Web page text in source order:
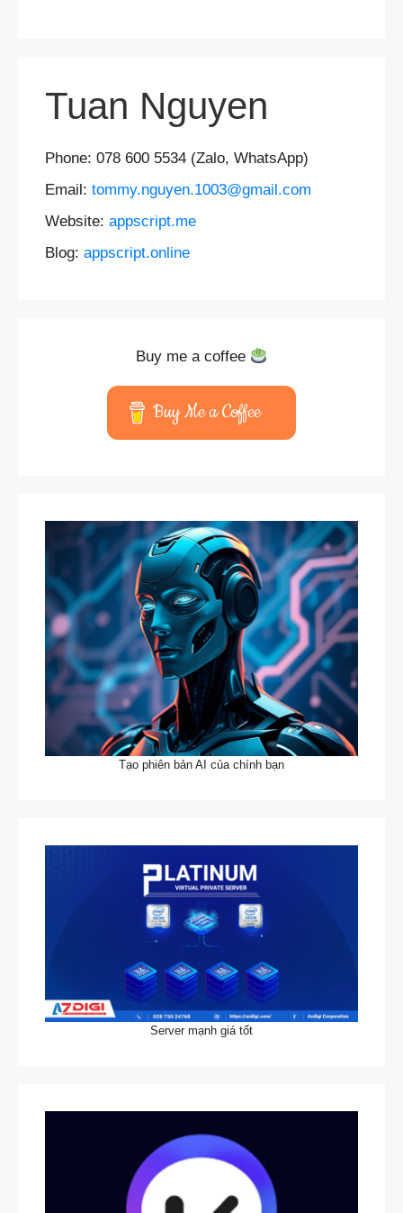
Tuan Nguyen
Phone: 078 600 5534 (Zalo, WhatsApp)
Email: tommy.nguyen.1003@gmail.com
Website: appscript.me
Blog: appscript.online
Buy me a coffee
Buy Me a Coffee
Tạo phiên bản AI của chính bạn
Server mạnh giá tốt